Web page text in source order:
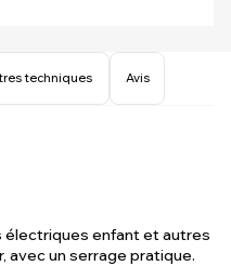
techniques Avis
enfant et autres
avec un serrage pratique.